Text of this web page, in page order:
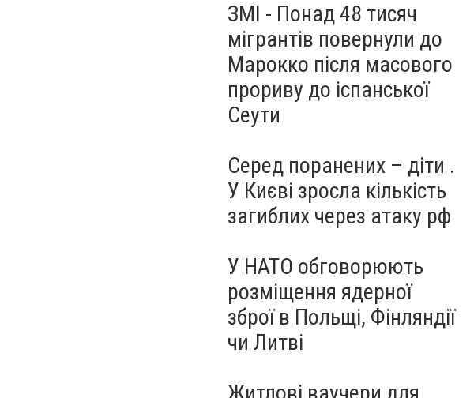
ЗМІ - Понад 48 тисяч
мігрантів повернули до
Марокко після масового
прориву до іспанської
Сеути
Серед поранених – діти .
У Києві зросла кількість
загиблих через атаку рф
У НАТО обговорюють
розміщення ядерної
зброї в Польщі, Фінляндії
чи Литві